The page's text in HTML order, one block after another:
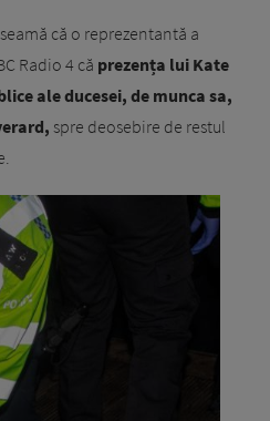
că o reprezentantă a
Radio 4 că prezența lui Kate
ale ducesei, de munca sa,
spre deosebire de restul